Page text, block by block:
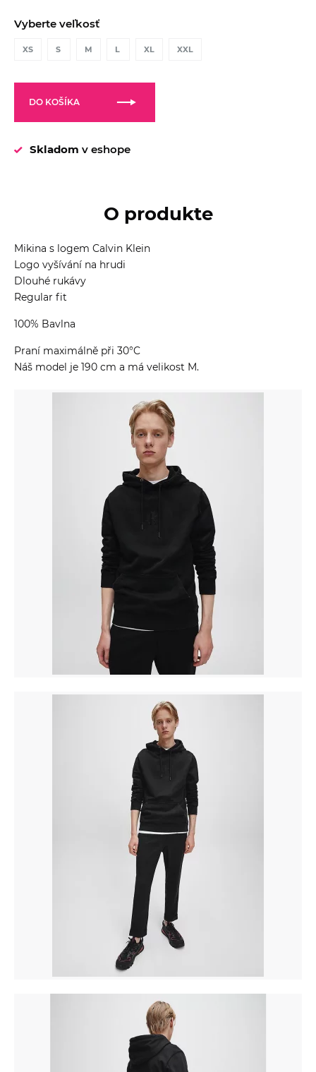
Vyberte veľkosť
XS S M L XL XXL
DO KOŠÍKA
Skladom v eshope
O produkte
Mikina s logem Calvin Klein
Logo vyšívání na hrudi
Dlouhé rukávy
Regular fit
100% Bavlna
Praní maximálně při 30°C
Náš model je 190 cm a má velikost M.